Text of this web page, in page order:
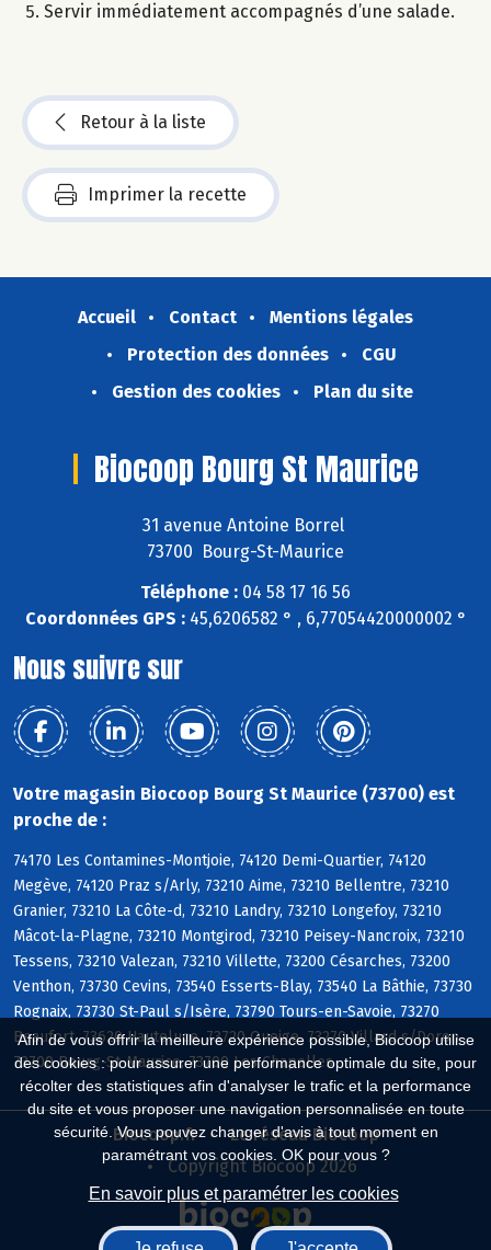
Afin de vous offrir la meilleure expérience possible, Biocoop utilise
des cookies : pour assurer une performance optimale du site, pour
récolter des statistiques afin d'analyser le trafic et la performance
du site et vous proposer une navigation personnalisée en toute
sécurité. Vous pouvez changer d'avis à tout moment en
paramétrant vos cookies. OK pour vous ?
En savoir plus et paramétrer les cookies
Servir immédiatement accompagnés d’une salade.
Retour à la liste
Imprimer la recette
Accueil Contact
Mentions légales
Protection des données
CGU
Gestion des cookies
Plan du site
Biocoop Bourg St Maurice
31 avenue Antoine Borrel
73700 Bourg-St-Maurice
Téléphone : 04 58 17 16 56
Coordonnées GPS :45,6206582 ° , 6,77054420000002 °
Nous suivre sur
Votre magasin Biocoop Bourg St Maurice (73700) est
proche de :
74170 Les Contamines-Montjoie, 74120 Demi-Quartier, 74120
Megève, 74120 Praz s/Arly, 73210 Aime, 73210 Bellentre, 73210
Granier, 73210 La Côte-d, 73210 Landry, 73210 Longefoy, 73210
Mâcot-la-Plagne, 73210 Montgirod, 73210 Peisey-Nancroix, 73210
Tessens, 73210 Valezan, 73210 Villette, 73200 Césarches, 73200
Venthon, 73730 Cevins, 73540 Esserts-Blay, 73540 La Bâthie, 73730
Rognaix, 73730 St-Paul s/Isère, 73790 Tours-en-Savoie, 73270
Beaufort, 73620 Hauteluce, 73720 Queige, 73270 Villard s/Doron,
73700 Bourg-St-Maurice, 73700 Les Chapelles
Biocoop.fr
Le réseau Biocoop
Copyright Biocoop 2026